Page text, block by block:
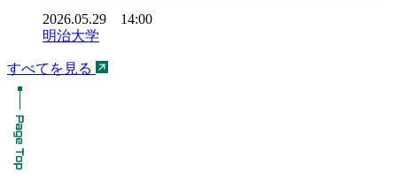
2026.05.29 14:00
明治大学
すべてを見る